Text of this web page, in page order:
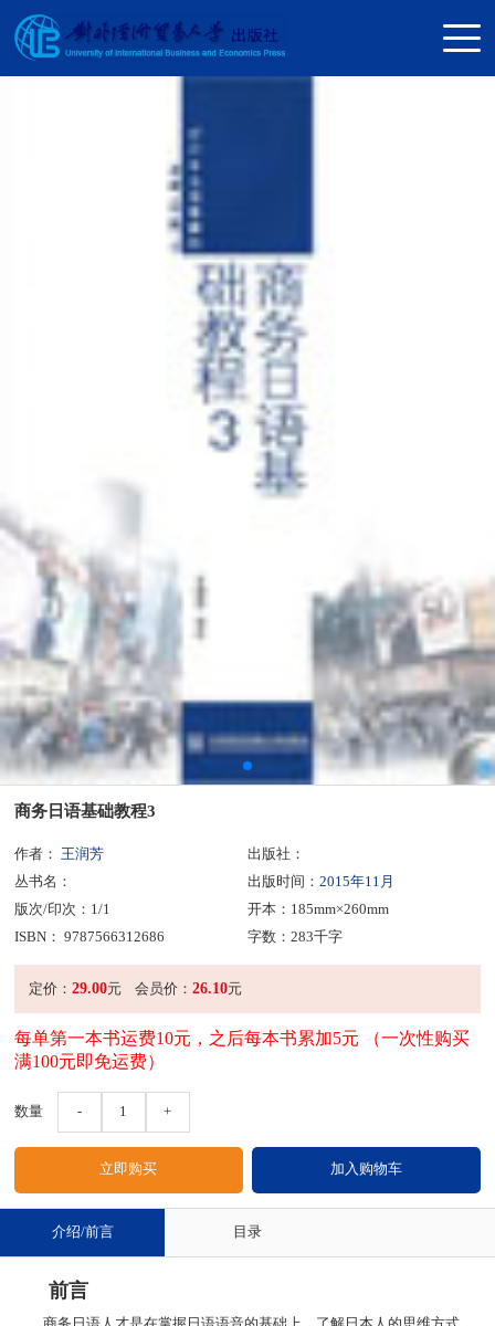
商务日语基础教程3
作者： 王润芳
出版社：
丛书名：
出版时间： 2015年11月
版次/印次：1/1
开本：185mm×260mm
ISBN： 9787566312686
字数：283千字
定价： 29.00元 会员价：26.10元
每单第一本书运费10元，之后每本书累加5元 （一次性购买
满100元即免运费）
数量 - 1 +
介绍/前言 目录
前言